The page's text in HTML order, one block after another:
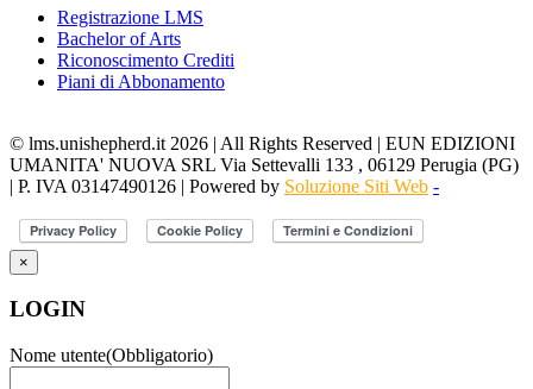
Registrazione LMS
Bachelor of Arts
Riconoscimento Crediti
Piani di Abbonamento
© lms.unishepherd.it 2026 | All Rights Reserved | EUN EDIZIONI
UMANITA' NUOVA SRL Via Settevalli 133 , 06129 Perugia (PG)
| P. IVA 03147490126 | Powered by Soluzione Siti Web -
×
LOGIN
Nome utente(Obbligatorio)